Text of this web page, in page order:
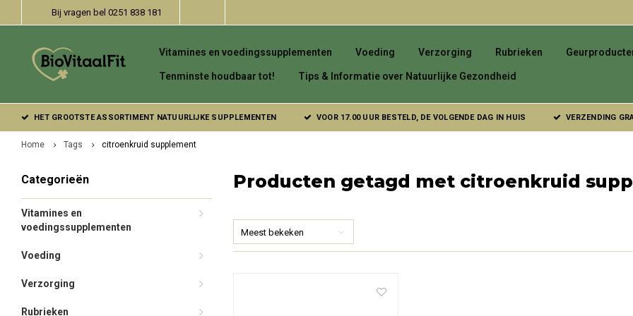
Bij vragen bel 0251 838 181
Vitamines en voedingssupplementen Voeding Verzorging Rubrieken
Tenminste houdbaar tot! Tips & Informatie over Natuurlijke Gezondheid
HET GROOTSTE ASSORTIMENT NATUURLIJKE SUPPLEMENTEN VOOR 17.00 UUR BESTELD, DE VOLGENDE DAG IN HUIS VERZENDING
Home Tags citroenkruid supplement
Categorieën
Vitamines en
voedingssupplementen
Voeding
Verzorging
Rubrieken
Producten getagd met citroenkruid
Meest bekeken